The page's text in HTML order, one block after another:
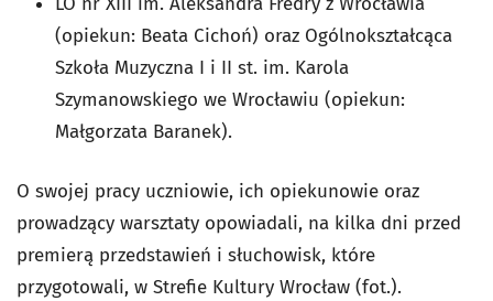
(opiekun: Beata Cichoń) oraz Ogólnokształcąca
Szkoła Muzyczna I i II st. im. Karola
Szymanowskiego we Wrocławiu (opiekun:
Małgorzata Baranek).
O swojej pracy uczniowie, ich opiekunowie oraz
prowadzący warsztaty opowiadali, na kilka dni przed
premierą przedstawień i słuchowisk, które
przygotowali, w Strefie Kultury Wrocław (fot.).